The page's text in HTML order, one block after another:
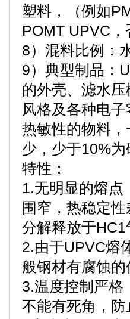
塑料，（例如
POMT UPVC
8）混料比例：
9）典型制品：
的外壳、滤水
风格及各种电
热敏性的物料
少，少于10%
特性：
1.无明显的熔
围窄，热稳定
分解释放于
2.由于UPVC熔
般钢材有腐蚀的
3.温度控制严格
不能有死角，